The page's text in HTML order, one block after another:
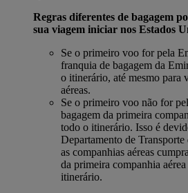
Regras diferentes de bagagem
sua viagem iniciar nos Estados
Se o primeiro voo for pela
franquia de bagagem da
o itinerário, até mesmo para
aéreas.
Se o primeiro voo não for
bagagem da primeira
todo o itinerário. Isso é
Departamento de
as companhias aéreas
da primeira companhia
itinerário.